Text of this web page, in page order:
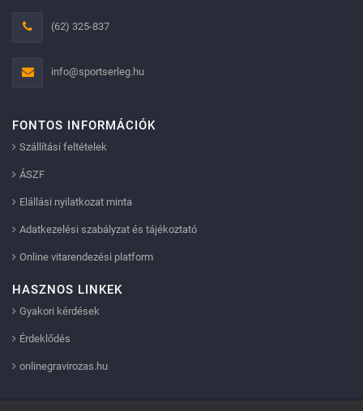
(62) 325-837
info@sportserleg.hu
FONTOS INFORMÁCIÓK
Szállítási feltételek
ÁSZF
Elállási nyilatkozat minta
Adatkezelési szabályzat és tájékoztató
Online vitarendezési platform
HASZNOS LINKEK
Gyakori kérdések
Érdeklődés
onlinegravirozas.hu